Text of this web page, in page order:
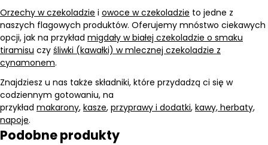
Orzechy w czekoladzie i owoce w czekoladzie to jedne z
naszych flagowych produktów. Oferujemy mnóstwo ciekawych
opcji, jak na przykład migdały w białej czekoladzie o smaku
tiramisu czy śliwki (kawałki) w mlecznej czekoladzie z
cynamonem.
Znajdziesz u nas także składniki, które przydadzą ci się w
codziennym gotowaniu, na
przykład makarony, kasze, przyprawy i dodatki, kawy, herbaty,
napoje.
Podobne produkty